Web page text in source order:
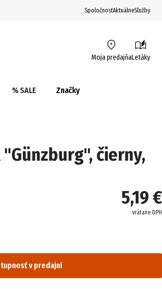
SpoločnosťAktuálneSlužby
Moja predajňaLetáky
% SALE Značky
"Günzburg", čierny,
5,19 €
vrátane DPH
v predajni